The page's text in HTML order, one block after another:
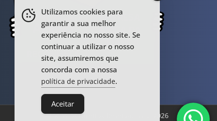
Todos os Direitos Reservados © 2026
Utilizamos cookies para
garantir a sua melhor
experiência no nosso site. Se
continuar a utilizar o nosso
site, assumiremos que
concorda com a nossa
política de privacidade.
Aceitar